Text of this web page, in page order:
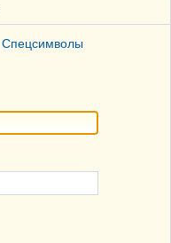
Спецсимволы